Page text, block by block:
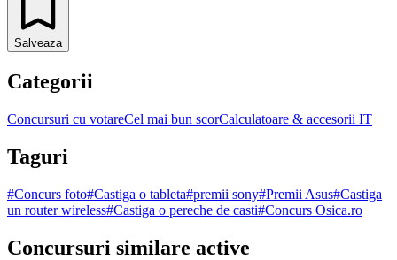
Salveaza
Categorii
Concursuri cu votareCel mai bun scorCalculatoare & accesorii IT
Taguri
#Concurs foto#Castiga o tableta#premii sony#Premii Asus#Castiga
un router wireless#Castiga o pereche de casti#Concurs Osica.ro
Concursuri similare active